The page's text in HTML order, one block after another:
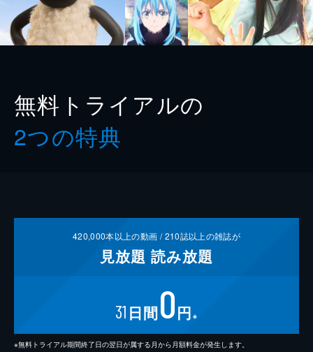
無料トライアルの
2つの特典
420,000本以上の動画 /210誌以上の雑誌が
見放題 読み放題
31 日間0円 ※
※無料トライアル期間終了日の翌日が属する月から月額料金が発生します。